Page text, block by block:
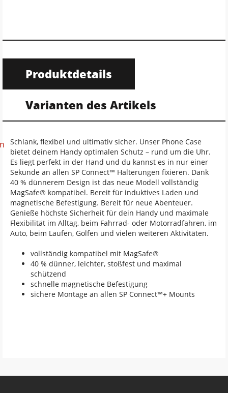
Produktdetails
Varianten des Artikels
Schlank, flexibel und ultimativ sicher. Unser Phone Case
bietet deinem Handy optimalen Schutz – rund um die Uhr.
Es liegt perfekt in der Hand und du kannst es in nur einer
Sekunde an allen SP Connect™ Halterungen fixieren. Dank
40 % dünnerem Design ist das neue Modell vollständig
MagSafe® kompatibel. Bereit für induktives Laden und
magnetische Befestigung. Bereit für neue Abenteuer.
Genieße höchste Sicherheit für dein Handy und maximale
Flexibilität im Alltag, beim Fahrrad- oder Motorradfahren, im
Auto, beim Laufen, Golfen und vielen weiteren Aktivitäten.
vollständig kompatibel mit MagSafe®
40 % dünner, leichter, stoßfest und maximal
schützend
schnelle magnetische Befestigung
sichere Montage an allen SP Connect™+ Mounts